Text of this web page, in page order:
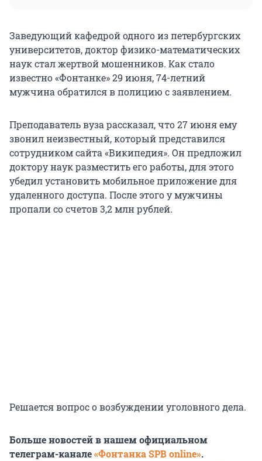
Заведующий кафедрой одного из петербургских
университетов, доктор физико-математических
наук стал жертвой мошенников. Как стало
известно «Фонтанке» 29 июня, 74-летний
мужчина обратился в полицию с заявлением.
Преподаватель вуза рассказал, что 27 июня ему
звонил неизвестный, который представился
сотрудником сайта «Википедия». Он предложил
доктору наук разместить его работы, для этого
убедил установить мобильное приложение для
удаленного доступа. После этого у мужчины
пропали со счетов 3,2 млн рублей.
Решается вопрос о возбуждении уголовного дела.
Больше новостей в нашем официальном
телеграм-канале«Фонтанка SPB online».